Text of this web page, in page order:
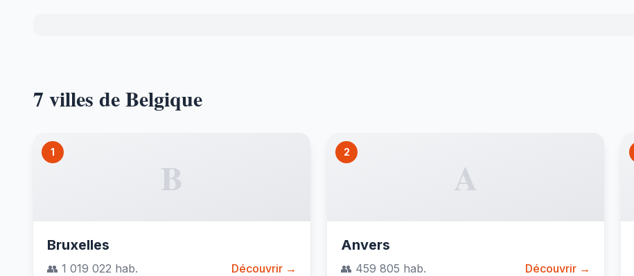
7 villes de Belgique
1
B
Bruxelles
👥 1 019 022 hab. Découvrir →
2
A
Anvers
👥 459 805 hab. Découvrir →